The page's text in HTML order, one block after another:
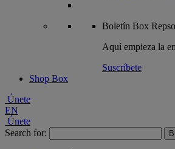
Boletín Box
Aquí empieza la
Suscríbete
Shop Box
Únete
EN
Únete
Search for: